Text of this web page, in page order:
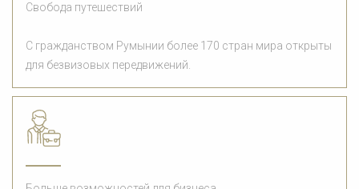
Свобода путешествий
С гражданством Румынии более 170 стран мира открыты
для безвизовых передвижений.